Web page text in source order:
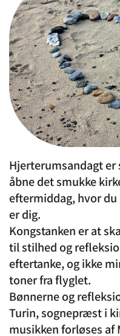
Hjerterumsandagt er
åbne det smukke
eftermiddag, hvor
er dig.
Kongstanken er at
til stilhed og
eftertanke, og ikke
toner fra flyglet.
Bønnerne og
Turin, sognepræst i
musikken forløses